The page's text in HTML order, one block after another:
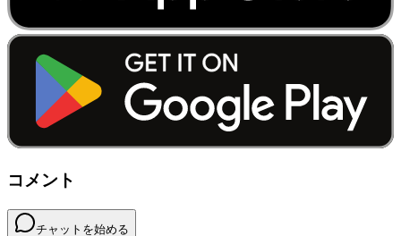
コメント
チャットを始める